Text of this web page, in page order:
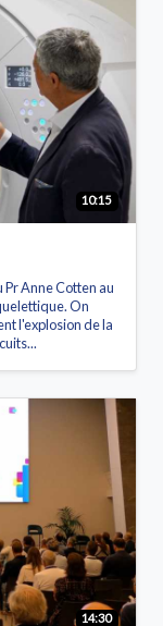
10:15
Pr Anne Cotten au
On
l'explosion de la
14:30